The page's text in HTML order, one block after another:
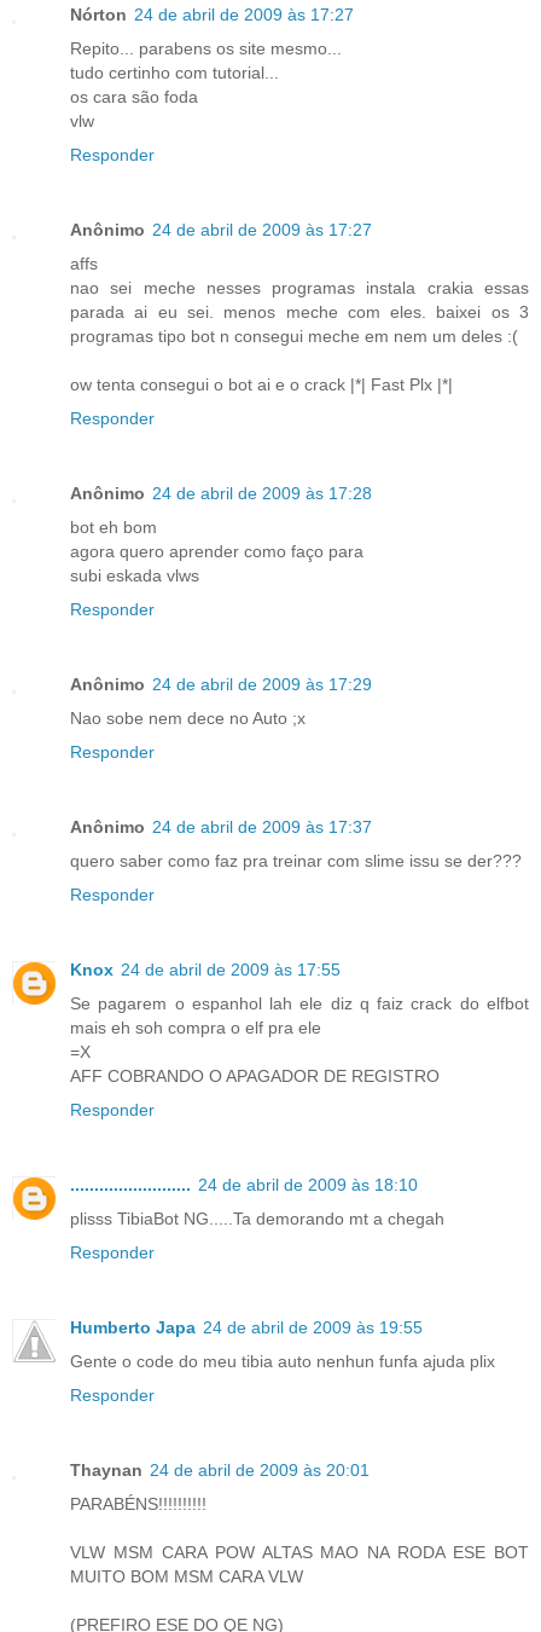
Nórton 24 de abril de 2009 às 17:27
Repito... parabens os site mesmo...
tudo certinho com tutorial...
os cara são foda
vlw
Responder
Anônimo 24 de abril de 2009 às 17:27
affs
nao sei meche nesses programas instala crakia essas
parada ai eu sei. menos meche com eles. baixei os 3
programas tipo bot n consegui meche em nem um deles :(
ow tenta consegui o bot ai e o crack |*| Fast Plx |*|
Responder
Anônimo 24 de abril de 2009 às 17:28
bot eh bom
agora quero aprender como faço para
subi eskada vlws
Responder
Anônimo 24 de abril de 2009 às 17:29
Nao sobe nem dece no Auto ;x
Responder
Anônimo 24 de abril de 2009 às 17:37
quero saber como faz pra treinar com slime issu se der???
Responder
Knox 24 de abril de 2009 às 17:55
Se pagarem o espanhol lah ele diz q faiz crack do elfbot
mais eh soh compra o elf pra ele
=X
AFF COBRANDO O APAGADOR DE REGISTRO
Responder
......................... 24 de abril de 2009 às 18:10
plisss TibiaBot NG.....Ta demorando mt a chegah
Responder
Humberto Japa 24 de abril de 2009 às 19:55
Gente o code do meu tibia auto nenhun funfa ajuda plix
Responder
Thaynan 24 de abril de 2009 às 20:01
PARABÉNS!!!!!!!!!!
VLW MSM CARA POW ALTAS MAO NA RODA ESE BOT
MUITO BOM MSM CARA VLW
(PREFIRO ESE DO QE NG)